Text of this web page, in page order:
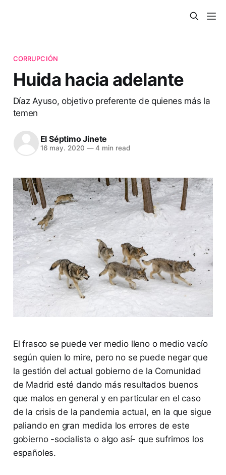
CORRUPCIÓN
Huida hacia adelante
Díaz Ayuso, objetivo preferente de quienes más la
temen
El Séptimo Jinete
16 may. 2020 —4 min read
El frasco se puede ver medio lleno o medio vacío
según quien lo mire, pero no se puede negar que
la gestión del actual gobierno de la Comunidad
de Madrid esté dando más resultados buenos
que malos en general y en particular en el caso
de la crisis de la pandemia actual, en la que sigue
paliando en gran medida los errores de este
gobierno -socialista o algo así- que sufrimos los
españoles.